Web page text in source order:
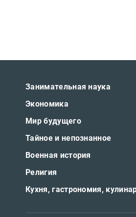
Занимательная наука
Экономика
Мир будущего
Тайное и непознанное
Военная история
Религия
Кухня, гастрономия,